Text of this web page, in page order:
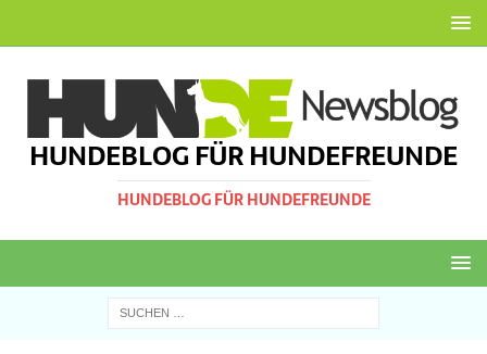
HUNDEBLOG FÜR HUNDEFREUNDE
HUNDEBLOG FÜR HUNDEFREUNDE